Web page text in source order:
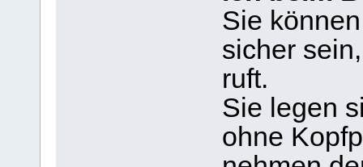
Sie
sicher
ruft.
Sie legen
ohne